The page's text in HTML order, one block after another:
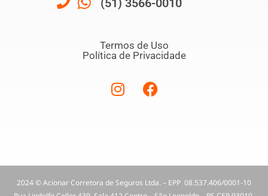
(51) 3566-0010
Termos de Uso
Política de Privacidade
2024 © Acionar Corretora de Seguros Ltda. – EPP 08.537.406/0001-10